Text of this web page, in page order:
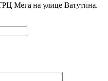
Мега на улице Ватутина.